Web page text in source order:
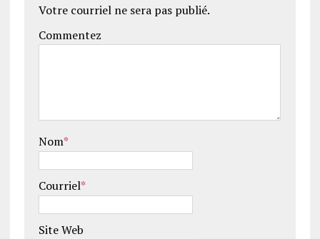
Votre courriel ne sera pas publié.
Commentez
Nom*
Courriel*
Site Web